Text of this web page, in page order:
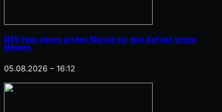
MSV-Fans planen großen Marsch vor dem Auftakt gegen
Meppen
05.08.2026 – 16:12